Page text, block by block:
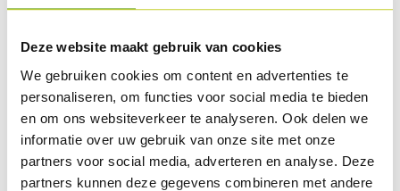
Deze website maakt gebruik van cookies
We gebruiken cookies om content en advertenties te
personaliseren, om functies voor social media te bieden
en om ons websiteverkeer te analyseren. Ook delen we
informatie over uw gebruik van onze site met onze
partners voor social media, adverteren en analyse. Deze
partners kunnen deze gegevens combineren met andere
Poulet cuit au four Authentique
Référence: 10585